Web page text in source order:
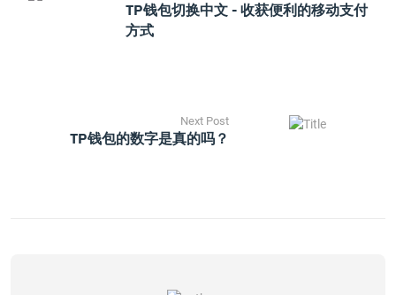
TP钱包切换中文 - 收获便利的移动支付
方式
Next Post
TP钱包的数字是真的吗？